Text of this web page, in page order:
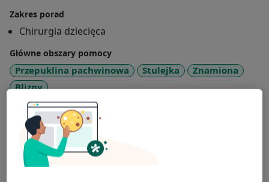
Szpitala Klinicznego nr 1 im. Prof. Stanisława Szyszko
Śląskiego Uniwersytetu Medycznego w Katowicach. W
szpitalu realizuje się, biorąc udział w zróżnicowanych
zabiegach - planowych oraz „ostrych” - z szerokiego
spektrum zakresu chirurgii dziecięcej. Ambulatoryjnie
oferuje konsultacje chirurgiczne dzieci i młodzieży do
18 roku życia, zabiegi w znieczuleniu miejscowym u
dzieci starszych. Możliwość kwalifikacji do
podstawowych zabiegów w znieczuleniu ogólnym, tj.
przepuklina pachwinowa, przepuklina pępkowa,
stulejka, wnętrostwo, wodniak jądra.
Zakres porad
Chirurgia dziecięca
Główne obszary pomocy
Przepuklina pachwinowa Stulejka
Znamiona
Blizny
Pacjenci których przyjmuję
Dzieci
Rodzaje konsultacji